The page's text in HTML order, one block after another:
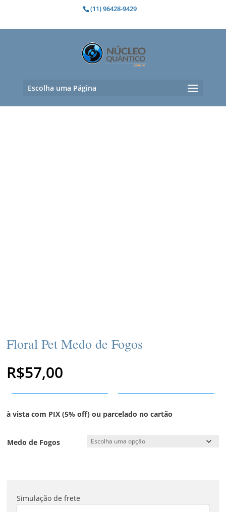
(11) 96428-9429
Escolha uma Página
Floral Pet Medo de Fogos
R$57,00
à vista com PIX (5% off) ou parcelado no cartão
Medo de Fogos
Simulação de frete